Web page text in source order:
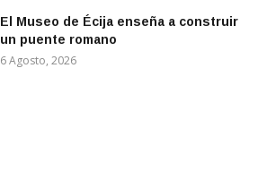
El Museo de Écija enseña a construir
un puente romano
6 Agosto, 2026